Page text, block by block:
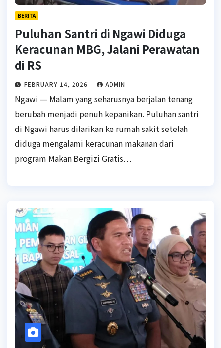
BERITA
Puluhan Santri di Ngawi Diduga
Keracunan MBG, Jalani Perawatan
di RS
FEBRUARY 14, 2026 ADMIN
Ngawi — Malam yang seharusnya berjalan tenang
berubah menjadi penuh kepanikan. Puluhan santri
di Ngawi harus dilarikan ke rumah sakit setelah
diduga mengalami keracunan makanan dari
program Makan Bergizi Gratis…